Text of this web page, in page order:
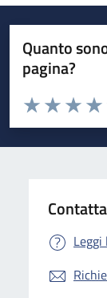
Quanto
pagina?
Valuta da 1 a 5
Valuta
Valuta 2
Valuta 1 stelle